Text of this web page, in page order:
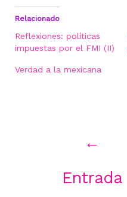
Relacionado
Reflexiones: políticas
impuestas por el FMI (II)
Verdad a la mexicana
←
Entrada